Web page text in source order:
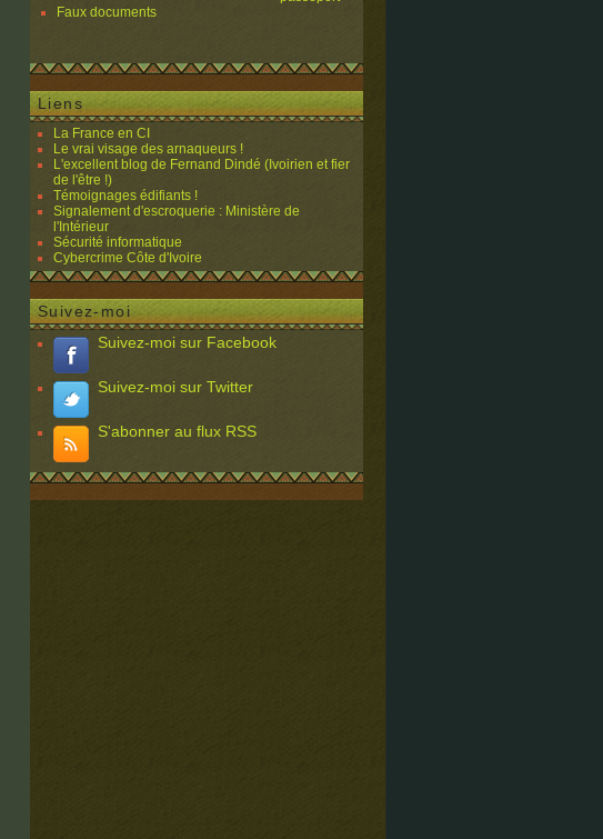
Faux documents
Liens
La France en CI
Le vrai visage des arnaqueurs !
L'excellent blog de Fernand Dindé (Ivoirien et fier
de l'être !)
Témoignages édifiants !
Signalement d'escroquerie : Ministère de
l'Intérieur
Sécurité informatique
Cybercrime Côte d'Ivoire
Suivez-moi
Suivez-moi sur Facebook
Suivez-moi sur Twitter
S'abonner au flux RSS